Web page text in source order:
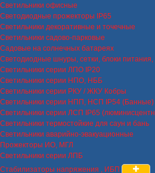
Светильники офисные
Светодиодные прожекторы IP65
Светильники декоративные и точечные
Светильники садово-парковые
Садовые на солнечных батареях
Светодиодные шнуры, сетки, блоки питания,
Светильники серии ЛПО IP20
Светильники серии НПО, НББ
Светильники серии РКУ / ЖКУ Кобры
Светильники серии НПП, НСП IP54 (Банные)
Светильники серии ЛСП IP65
Светильники термостойкие для саун и бань
Светильники аварийно-эвакуационные
Прожекторы ИО, МГЛ
Светильники серии ЛПБ
Стабилизаторы напряжения , ИБП